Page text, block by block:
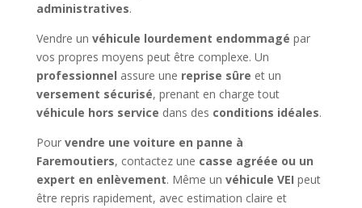
administratives.
Vendre un véhicule lourdement endommagé par
vos propres moyens peut être complexe. Un
professionnel assure une reprise sûre et un
versement sécurisé, prenant en charge tout
véhicule hors service dans des conditions idéales.
Pour vendre une voiture en panne à
Faremoutiers, contactez une casse agréée ou un
expert en enlèvement. Même un véhicule VEI peut
être repris rapidement, avec estimation claire et